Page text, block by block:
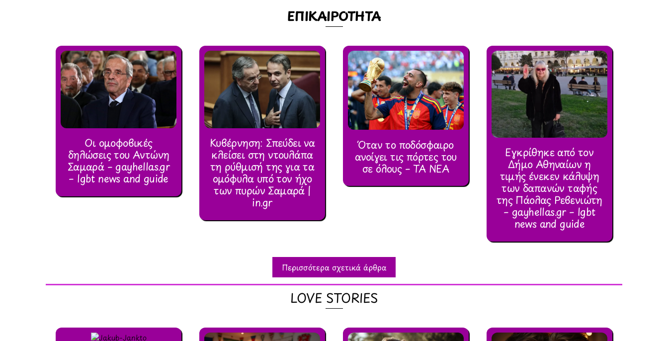
ΕΠΙΚΑΙΡΟΤΗΤΑ
Οι ομοφοβικές
δηλώσεις του Αντώνη
Σαμαρά – gayhellas.gr
– lgbt news and guide
Κυβέρνηση: Σπεύδει να
κλείσει στη ντουλάπα
τη ρύθμισή της για τα
ομόφυλα υπό τον ήχο
των πυρών Σαμαρά |
in.gr
Όταν το ποδόσφαιρο
ανοίγει τις πόρτες του
σε όλους – ΤΑ ΝΕΑ
Εγκρίθηκε από τον
Δήμο Αθηναίων η
τιμής ένεκεν κάλυψη
των δαπανών ταφής
της Πάολας Ρεβενιώτη
– gayhellas.gr – lgbt
news and guide
Περισσότερα σχετικά άρθρα
LOVE STORIES